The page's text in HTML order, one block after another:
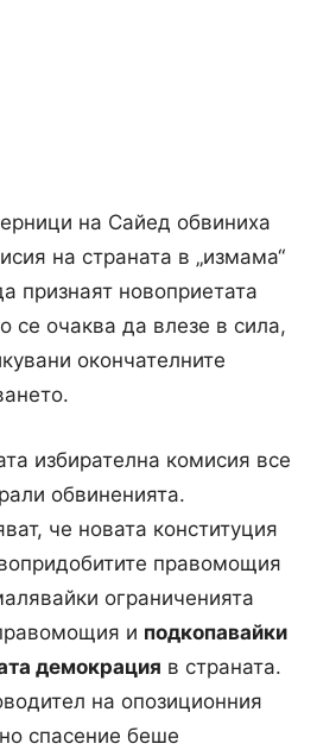
на Сайед обвиниха
на страната в „измама“
признаят новоприетата
се очаква да влезе в сила,
окончателните
избирателна комисия все
обвиненията.
че новата конституция
правомощия
ограниченията
и подкопавайки
демокрация в страната.
на опозиционния
спасение беше